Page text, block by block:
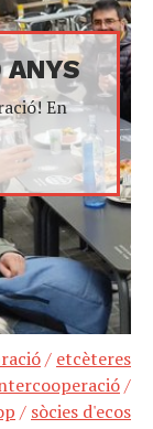
ANYS
En
/ etcèteres
/
/ sòcies d'ecos